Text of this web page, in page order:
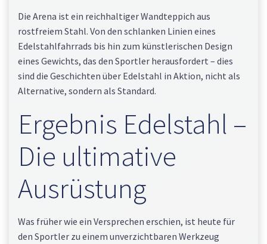
Die Arena ist ein reichhaltiger Wandteppich aus
rostfreiem Stahl. Von den schlanken Linien eines
Edelstahlfahrrads bis hin zum künstlerischen Design
eines Gewichts, das den Sportler herausfordert – dies
sind die Geschichten über Edelstahl in Aktion, nicht als
Alternative, sondern als Standard.
Ergebnis Edelstahl –
Die ultimative
Ausrüstung
Was früher wie ein Versprechen erschien, ist heute für
den Sportler zu einem unverzichtbaren Werkzeug